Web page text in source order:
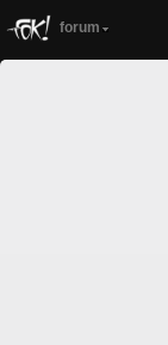
forum